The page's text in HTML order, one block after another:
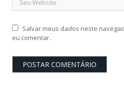
Salvar meus dados neste
eu comentar.